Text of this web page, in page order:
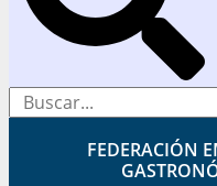
FEDERACIÓN